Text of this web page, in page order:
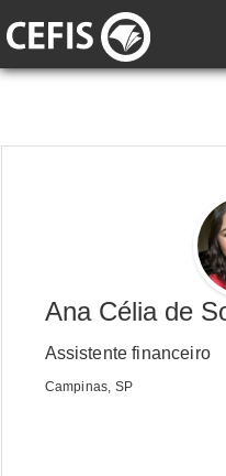
Ana Célia de
Assistente financeiro
Campinas, SP